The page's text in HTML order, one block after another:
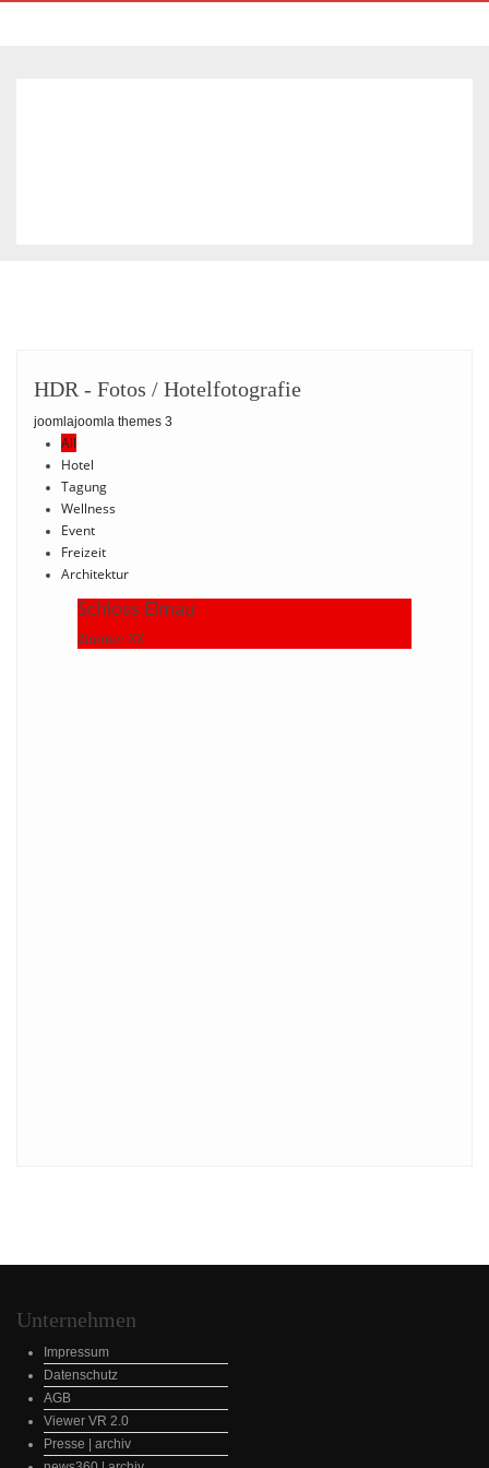
HDR - Fotos / Hotelfotografie
joomlajoomla themes 3
All
Hotel
Tagung
Wellness
Event
Freizeit
Architektur
Schloss Elmau
Zimmer XX
Unternehmen
Impressum
Datenschutz
AGB
Viewer VR 2.0
Presse | archiv